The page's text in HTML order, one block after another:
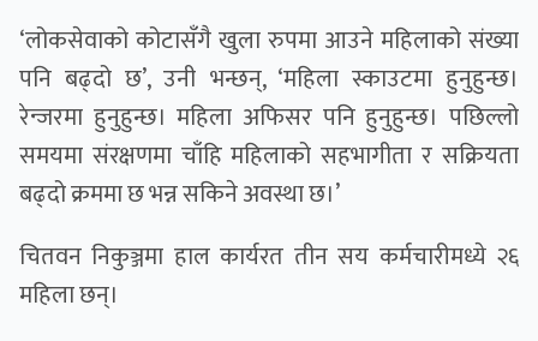
‘लोकसेवाको कोटासँगै खुला रुपमा आउने महिलाको संख्या
पनि बढ्दो छ’, उनी भन्छन्, ‘महिला स्काउटमा हुनुहुन्छ।
रेन्जरमा हुनुहुन्छ। महिला अफिसर पनि हुनुहुन्छ। पछिल्लो
समयमा संरक्षणमा चाँहि महिलाको सहभागीता र सक्रियता
बढ्दो क्रममा छ भन्न सकिने अवस्था छ।’
चितवन निकुञ्जमा हाल कार्यरत तीन सय कर्मचारीमध्ये २६
महिला छन्।